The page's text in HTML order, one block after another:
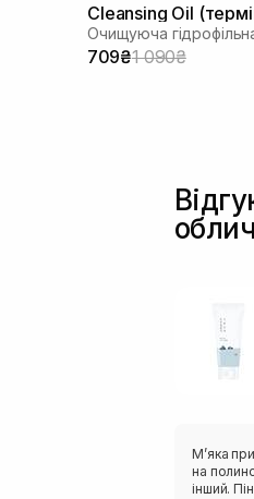
Cleansing Oil
мл
709₴1 090₴
Мʼяка
на
інший.